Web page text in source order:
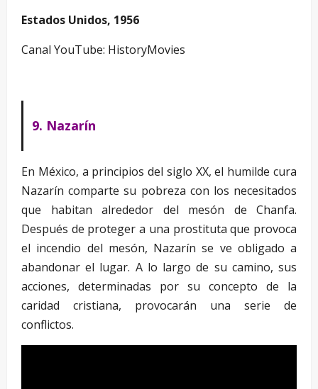
Estados Unidos, 1956
Canal YouTube: HistoryMovies
9. Nazarín
En México, a principios del siglo XX, el humilde cura
Nazarín comparte su pobreza con los necesitados
que habitan alrededor del mesón de Chanfa.
Después de proteger a una prostituta que provoca
el incendio del mesón, Nazarín se ve obligado a
abandonar el lugar. A lo largo de su camino, sus
acciones, determinadas por su concepto de la
caridad cristiana, provocarán una serie de
conflictos.